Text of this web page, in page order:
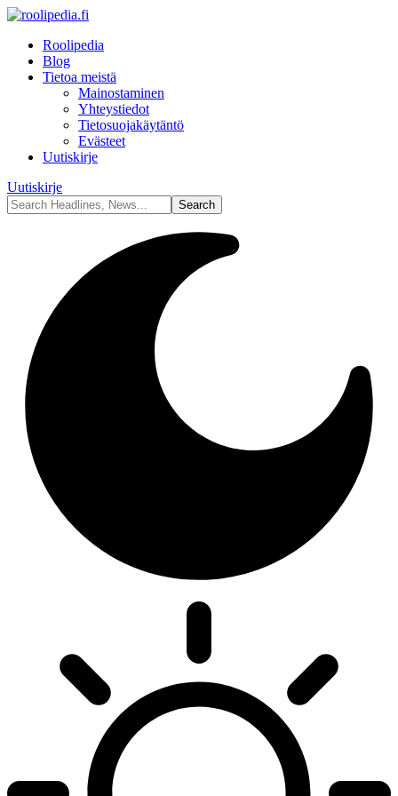
Roolipedia
Blog
Tietoa meistä
Mainostaminen
Yhteystiedot
Tietosuojakäytäntö
Evästeet
Uutiskirje
Uutiskirje